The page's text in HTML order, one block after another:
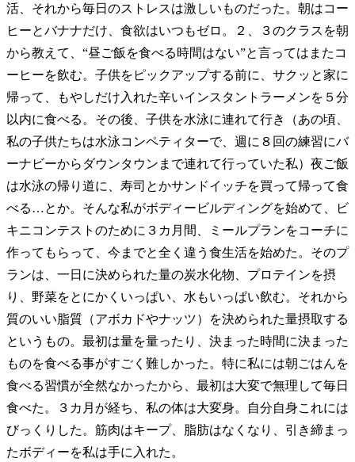
活、それから毎日のストレスは激しいものだった。朝はコー
ヒーとバナナだけ、食欲はいつもゼロ。２、３のクラスを朝
から教えて、“昼ご飯を食べる時間はない”と言ってはまたコ
ーヒーを飲む。子供をピックアップする前に、サクッと家に
帰って、もやしだけ入れた辛いインスタントラーメンを５分
以内に食べる。その後、子供を水泳に連れて行き（あの頃、
私の子供たちは水泳コンペティターで、週に８回の練習にバ
ーナビーからダウンタウンまで連れて行っていた私）夜ご飯
は水泳の帰り道に、寿司とかサンドイッチを買って帰って食
べる…とか。そんな私がボディービルディングを始めて、ビ
キニコンテストのために３カ月間、ミールプランをコーチに
作ってもらって、今までと全く違う食生活を始めた。そのプ
ランは、一日に決められた量の炭水化物、プロテインを摂
り、野菜をとにかくいっぱい、水もいっぱい飲む。それから
質のいい脂質（アボカドやナッツ）を決められた量摂取する
というもの。最初は量を量ったり、決まった時間に決まった
ものを食べる事がすごく難しかった。特に私には朝ごはんを
食べる習慣が全然なかったから、最初は大変で無理して毎日
食べた。３カ月が経ち、私の体は大変身。自分自身これには
びっくりした。筋肉はキープ、脂肪はなくなり、引き締まっ
たボディーを私は手に入れた。